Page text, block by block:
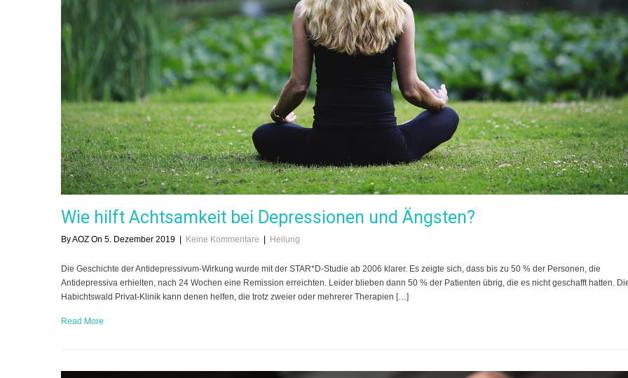
Wie hilft Achtsamkeit bei Depressionen und Ängsten?
By AOZ On 5. Dezember 2019 Keine Kommentare Heilung
Die Geschichte der Antidepressivum-Wirkung wurde mit der STAR*D-Studie ab 2006 klarer. Es zeigte sich, dass bis zu 50 % der Personen, die
Antidepressiva erhielten, nach 24 Wochen eine Remission erreichten. Leider blieben dann 50 % der Patienten übrig, die es nicht geschafft hatten.
Habichtswald Privat-Klinik kann denen helfen, die trotz zweier oder mehrerer Therapien […]
Read More